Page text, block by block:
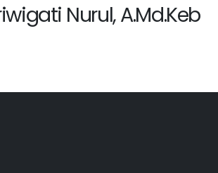
Nurul, A.Md.Keb